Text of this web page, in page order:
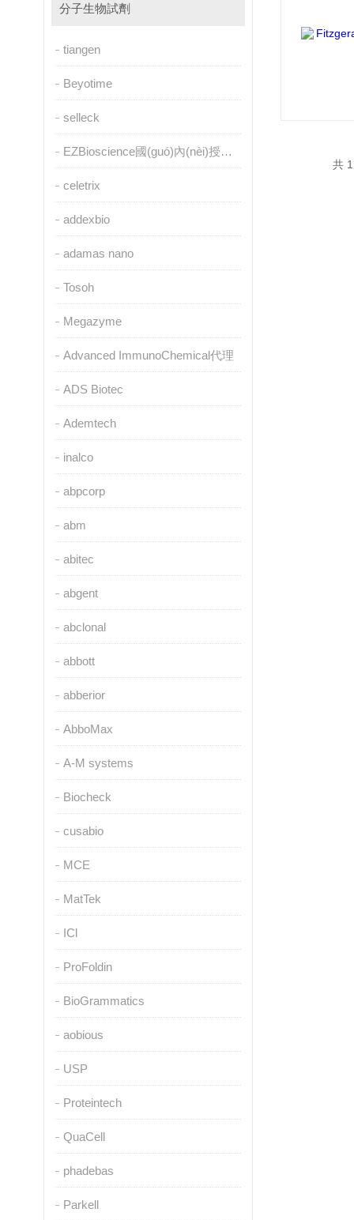
分子生物試劑
tiangen
Beyotime
selleck
EZBioscience國(guó)內(nèi)授權(quán)代理
celetrix
addexbio
adamas nano
Tosoh
Megazyme
Advanced ImmunoChemical代理
ADS Biotec
Ademtech
inalco
abpcorp
abm
abitec
abgent
abclonal
abbott
abberior
AbboMax
A-M systems
Biocheck
cusabio
MCE
MatTek
ICl
ProFoldin
BioGrammatics
aobious
USP
Proteintech
QuaCell
phadebas
Parkell
共